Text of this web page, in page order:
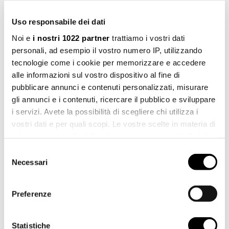
Uso responsabile dei dati
Noi e i nostri 1022 partner trattiamo i vostri dati
personali, ad esempio il vostro numero IP, utilizzando
tecnologie come i cookie per memorizzare e accedere
alle informazioni sul vostro dispositivo al fine di
pubblicare annunci e contenuti personalizzati, misurare
gli annunci e i contenuti, ricercare il pubblico e sviluppare
i servizi. Avete la possibilità di scegliere chi utilizza i
vostri dati e per quali scopi. Le vostre scelte in materia di
modificare o revocare il proprio consenso in qualsiasi
momento dalla Dichiarazione sui cookie o facendo clic
raccogliere informazioni sulla tua posizione
delNecessari
Preferenze
Statistiche
Richiedi informazioni
NOME *
COGNOME *
CITTÀ *